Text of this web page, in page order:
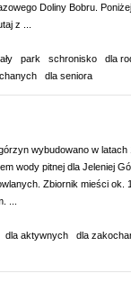
Doliny Bobru.
z ...
park schronisko
dla
dla seniora
wybudowano w latach
wody pitnej dla Jeleniej
Zbiornik mieści ok.
...
dla aktywnych dla